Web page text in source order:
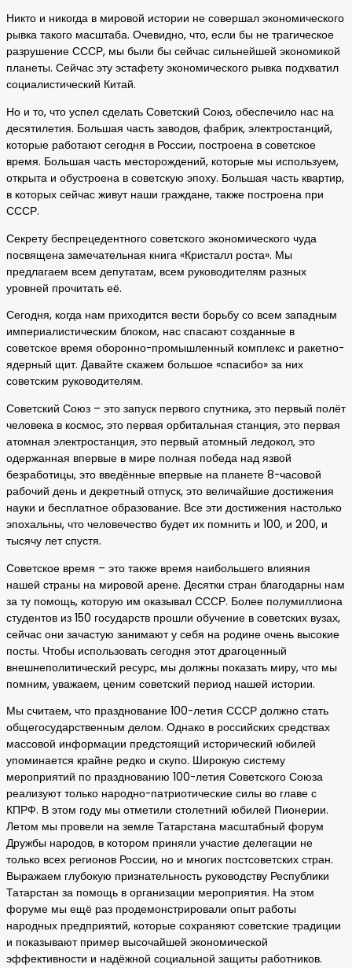
Никто и никогда в мировой истории не совершал экономического
рывка такого масштаба. Очевидно, что, если бы не трагическое
разрушение СССР, мы были бы сейчас сильнейшей экономикой
планеты. Сейчас эту эстафету экономического рывка подхватил
социалистический Китай.
Но и то, что успел сделать Советский Союз, обеспечило нас на
десятилетия. Большая часть заводов, фабрик, электростанций,
которые работают сегодня в России, построена в советское
время. Большая часть месторождений, которые мы используем,
открыта и обустроена в советскую эпоху. Большая часть квартир,
в которых сейчас живут наши граждане, также построена при
СССР.
Секрету беспрецедентного советского экономического чуда
посвящена замечательная книга «Кристалл роста». Мы
предлагаем всем депутатам, всем руководителям разных
уровней прочитать её.
Сегодня, когда нам приходится вести борьбу со всем западным
империалистическим блоком, нас спасают созданные в
советское время оборонно-промышленный комплекс и ракетно-
ядерный щит. Давайте скажем большое «спасибо» за них
советским руководителям.
Советский Союз – это запуск первого спутника, это первый полёт
человека в космос, это первая орбитальная станция, это первая
атомная электростанция, это первый атомный ледокол, это
одержанная впервые в мире полная победа над язвой
безработицы, это введённые впервые на планете 8-часовой
рабочий день и декретный отпуск, это величайшие достижения
науки и бесплатное образование. Все эти достижения настолько
эпохальны, что человечество будет их помнить и 100, и 200, и
тысячу лет спустя.
Советское время – это также время наибольшего влияния
нашей страны на мировой арене. Десятки стран благодарны нам
за ту помощь, которую им оказывал СССР. Более полумиллиона
студентов из 150 государств прошли обучение в советских вузах,
сейчас они зачастую занимают у себя на родине очень высокие
посты. Чтобы использовать сегодня этот драгоценный
внешнеполитический ресурс, мы должны показать миру, что мы
помним, уважаем, ценим советский период нашей истории.
Мы считаем, что празднование 100-летия СССР должно стать
общегосударственным делом. Однако в российских средствах
массовой информации предстоящий исторический юбилей
упоминается крайне редко и скупо. Широкую систему
мероприятий по празднованию 100-летия Советского Союза
реализуют только народно-патриотические силы во главе с
КПРФ. В этом году мы отметили столетний юбилей Пионерии.
Летом мы провели на земле Татарстана масштабный форум
Дружбы народов, в котором приняли участие делегации не
только всех регионов России, но и многих постсоветских стран.
Выражаем глубокую признательность руководству Республики
Татарстан за помощь в организации мероприятия. На этом
форуме мы ещё раз продемонстрировали опыт работы
народных предприятий, которые сохраняют советские традиции
и показывают пример высочайшей экономической
эффективности и надёжной социальной защиты работников.